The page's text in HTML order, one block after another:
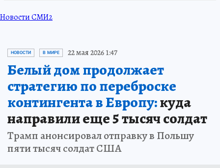
Новости СМИ2
НОВОСТИ В МИРЕ 22 мая 2026 1:47
Белый дом продолжает
стратегию по переброске
контингента в Европу:куда
направили еще 5 тысяч солдат
Трамп анонсировал отправку в Польшу
пяти тысяч солдат США